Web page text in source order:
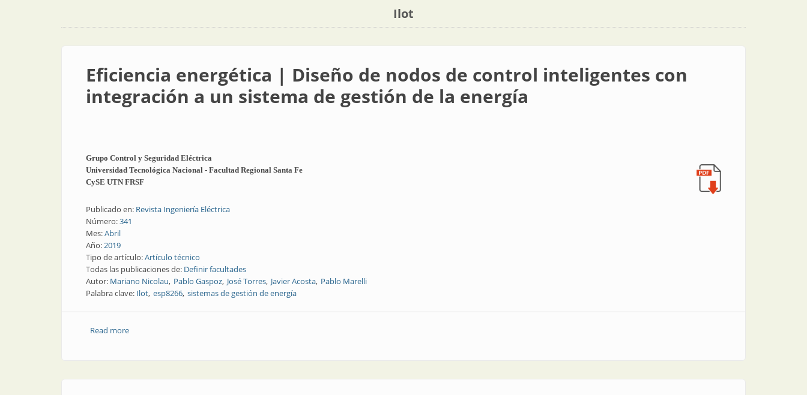
Ilot
Eficiencia energética | Diseño de nodos de control inteligentes con
integración a un sistema de gestión de la energía
Grupo Control y Seguridad Eléctrica
Universidad Tecnológica Nacional - Facultad Regional Santa Fe
CySE UTN FRSF
Publicado en: Revista Ingeniería Eléctrica
Número:341
Mes:Abril
Año:2019
Tipo de artículo:Artículo técnico
Todas las publicaciones de: Definir facultades
Autor: Mariano Nicolau Pablo Gaspoz José Torres Javier Acosta Pablo Marelli
Palabra clave: Ilot esp8266 sistemas de gestión de energía
Read moreabout Eficiencia energética | Diseño de nodos de control inteligentes con integración a un sistema de gestión de la energía